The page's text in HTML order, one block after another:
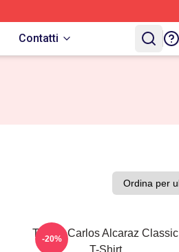
Contatti
Tennis Carlos Alcaraz Classic
T-Shirt
-20%